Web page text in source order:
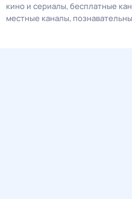
кино и сериалы бесплатные
местные каналы